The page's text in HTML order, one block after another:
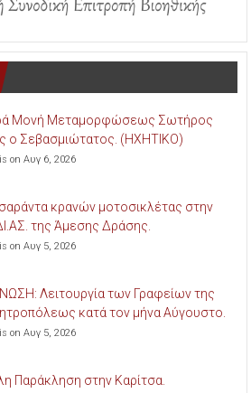
Μονή Μεταμορφώσεως Σωτήρος
ο Σεβασμιώτατος. (ΗΧΗΤΙΚΟ)
on Αυγ 6, 2026
κρανών μοτοσικλέτας στην
της Άμεσης Δράσης.
on Αυγ 5, 2026
Λειτουργία των Γραφείων της
κατά τον μήνα Αύγουστο.
on Αυγ 5, 2026
Παράκληση στην Καρίτσα.